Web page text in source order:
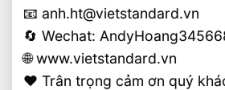
📧 anh.ht@vietstandard.vn
🔄 Wechat:
🌐 www.vietstandard.vn
❤️ Trân trọng cảm ơn quý